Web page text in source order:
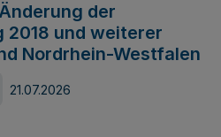
der
2018 und weiterer
Nordrhein-Westfalen
21.07.2026